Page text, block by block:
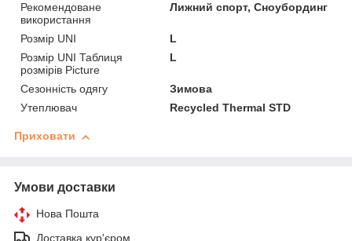
Рекомендоване
використання
Лижний спорт, Сноубординг
Розмір UNI
L
Розмір UNI Таблиця
розмірів Picture
L
Сезонність одягу
Зимова
Утеплювач
Recycled Thermal STD
Приховати
Умови доставки
Нова Пошта
Доставка кур'єром